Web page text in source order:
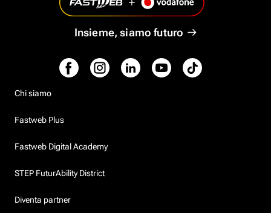
Insieme, siamo futuro
Chi siamo
Fastweb Plus
Fastweb Digital Academy
STEP FuturAbility District
Diventa partner